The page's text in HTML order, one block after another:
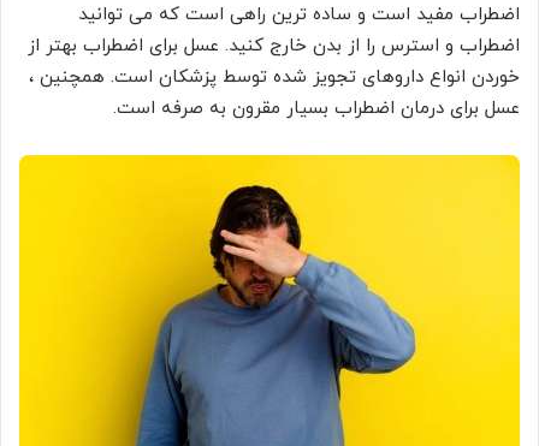
اضطراب مفید است و ساده ترین راهی است که می توانید
اضطراب و استرس را از بدن خارج کنید. عسل برای اضطراب بهتر از
خوردن انواع داروهای تجویز شده توسط پزشکان است. همچنین ،
عسل برای درمان اضطراب بسیار مقرون به صرفه است.